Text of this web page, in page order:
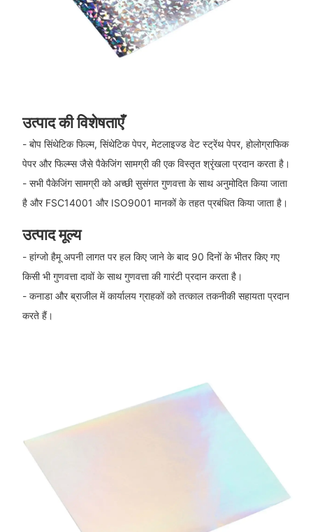
उत्पाद की विशेषताएँ
- बोप सिंथेटिक फिल्म, सिंथेटिक पेपर, मेटलाइज्ड वेट स्ट्रेंथ पेपर, होलोग्राफिक
पेपर और फिल्म्स जैसे पैकेजिंग सामग्री की एक विस्तृत श्रृंखला प्रदान करता है।
- सभी पैकेजिंग सामग्री को अच्छी सुसंगत गुणवत्ता के साथ अनुमोदित किया जाता
है और FSC14001 और ISO9001 मानकों के तहत प्रबंधित किया जाता है।
उत्पाद मूल्य
- हांग्जो हैमू अपनी लागत पर हल किए जाने के बाद 90 दिनों के भीतर किए गए
किसी भी गुणवत्ता दावों के साथ गुणवत्ता की गारंटी प्रदान करता है।
- कनाडा और ब्राजील में कार्यालय ग्राहकों को तत्काल तकनीकी सहायता प्रदान
करते हैं।